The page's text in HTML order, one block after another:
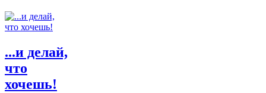
...и делай,
что
хочешь!